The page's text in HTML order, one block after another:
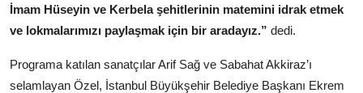
İmam Hüseyin ve Kerbela şehitlerinin matemini idrak etmek
ve lokmalarımızı paylaşmak için bir aradayız.” dedi.
Programa katılan sanatçılar Arif Sağ ve Sabahat Akkiraz’ı
selamlayan Özel, İstanbul Büyükşehir Belediye Başkanı Ekrem